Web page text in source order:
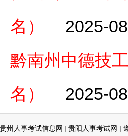
名）
2025-
黔南州中德技
名）
2025-
贵州人事考试信息网 | 贵阳人事考试网 |